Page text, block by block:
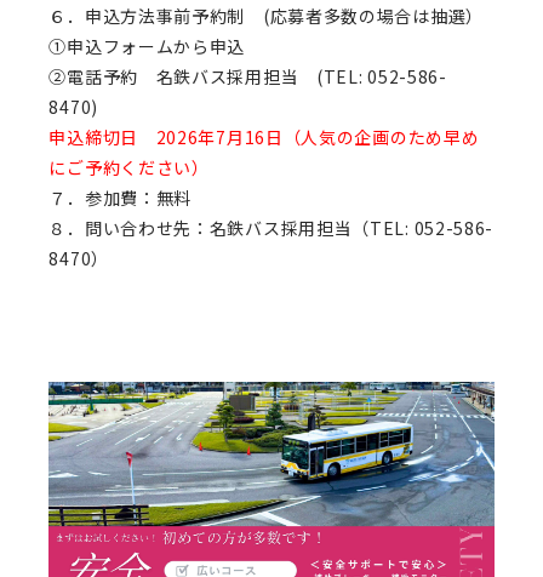
６．申込方法事前予約制 (応募者多数の場合は抽選）
①申込フォームから申込
②電話予約 名鉄バス採用担当 (TEL: 052-586-
8470)
申込締切日 2026年7月16日（人気の企画のため早め
にご予約ください）
７．参加費：無料
８．問い合わせ先：名鉄バス採用担当（TEL: 052-586-
8470）